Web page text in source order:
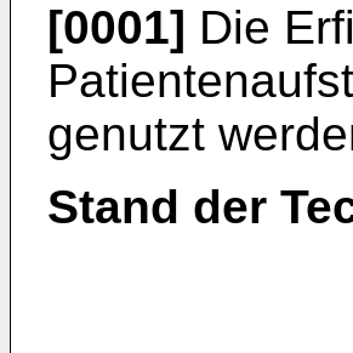
[0001] Die
genutzt
Stand der